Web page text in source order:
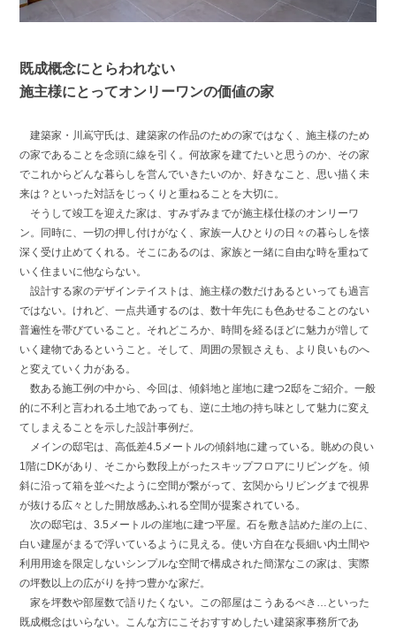
既成概念にとらわれない
施主様にとってオンリーワンの価値の家
建築家・川嶌守氏は、建築家の作品のための家ではなく、施主様のため
の家であることを念頭に線を引く。何故家を建てたいと思うのか、その家
でこれからどんな暮らしを営んでいきたいのか、好きなこと、思い描く未
来は？といった対話をじっくりと重ねることを大切に。
そうして竣工を迎えた家は、すみずみまでが施主様仕様のオンリーワ
ン。同時に、一切の押し付けがなく、家族一人ひとりの日々の暮らしを懐
深く受け止めてくれる。そこにあるのは、家族と一緒に自由な時を重ねて
いく住まいに他ならない。
設計する家のデザインテイストは、施主様の数だけあるといっても過言
ではない。けれど、一点共通するのは、数十年先にも色あせることのない
普遍性を帯びていること。それどころか、時間を経るほどに魅力が増して
いく建物であるということ。そして、周囲の景観さえも、より良いものへ
と変えていく力がある。
数ある施工例の中から、今回は、傾斜地と崖地に建つ2邸をご紹介。一般
的に不利と言われる土地であっても、逆に土地の持ち味として魅力に変え
てしまえることを示した設計事例だ。
メインの邸宅は、高低差4.5メートルの傾斜地に建っている。眺めの良い
1階にDKがあり、そこから数段上がったスキップフロアにリビングを。傾
斜に沿って箱を並べたように空間が繋がって、玄関からリビングまで視界
が抜ける広々とした開放感あふれる空間が提案されている。
次の邸宅は、3.5メートルの崖地に建つ平屋。石を敷き詰めた崖の上に、
白い建屋がまるで浮いているように見える。使い方自在な長細い内土間や
利用用途を限定しないシンプルな空間で構成された簡潔なこの家は、実際
の坪数以上の広がりを持つ豊かな家だ。
家を坪数や部屋数で語りたくない。この部屋はこうあるべき…といった
既成概念はいらない。こんな方にこそおすすめしたい建築家事務所であ